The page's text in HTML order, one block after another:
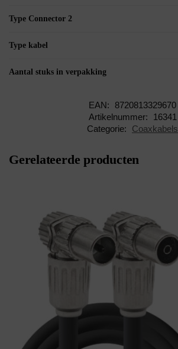
Type Connector 2
Type kabel
Aantal stuks in verpakking
EAN:
8720813329670
Artikelnummer:
16341
Categorie:
Coaxkabels
Gerelateerde producten